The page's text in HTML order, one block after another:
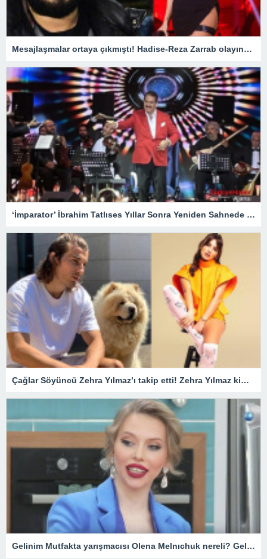
Mesajlaşmalar ortaya çıkmıştı! Hadise-Reza Zarrab olayında flaş gelişme
‘İmparator’ İbrahim Tatlıses Yıllar Sonra Yeniden Sahnede – Magazin
Çağlar Söyüncü Zehra Yılmaz’ı takip etti! Zehra Yılmaz kimdir?
Gelinim Mutfakta yarışmacısı Olena Melnıchuk nereli? Gelinim Mutfakta Olena kimdir, kaç yaşında?